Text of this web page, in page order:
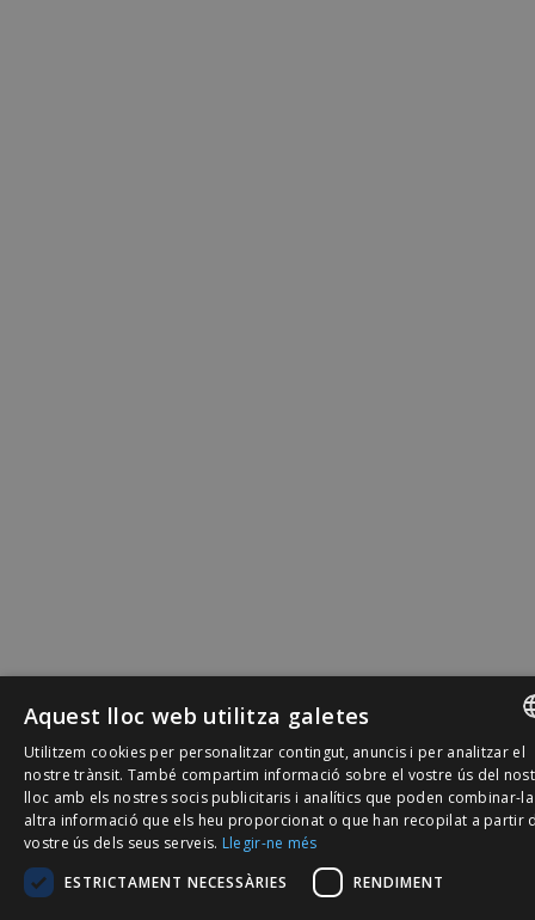
SPANISH
CATALÀ
Aquest lloc web utilitza galetes
Utilitzem cookies per personalitzar contingut, anuncis i per analitzar el
nostre trànsit. També compartim informació sobre el vostre ús del
lloc amb els nostres socis publicitaris i analítics que poden combinar-
altra informació que els heu proporcionat o que han recopilat a partir
vostre ús dels seus serveis. Llegir-ne més
ESTRICTAMENT NECESSÀRIES
RENDIMENT